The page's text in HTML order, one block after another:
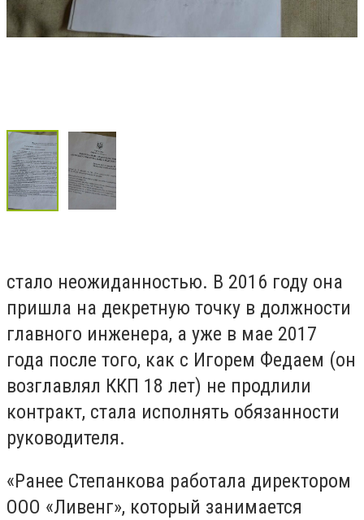
стало неожиданностью. В 2016 году она
пришла на декретную точку в должности
главного инженера, а уже в мае 2017
года после того, как с Игорем Федаем (он
возглавлял ККП 18 лет) не продлили
контракт, стала исполнять обязанности
руководителя.
«Ранее Степанкова работала директором
ООО «Ливенг», который занимается